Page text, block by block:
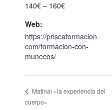
140€ – 160€
Web:
https://priscaformacion.
com/formacion-con-
munecos/
Matinal «la experiencia del
cuerpo»